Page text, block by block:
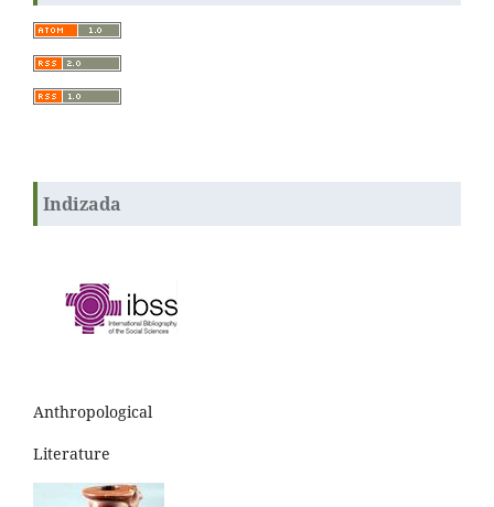
Indizada
Anthropological
Literature